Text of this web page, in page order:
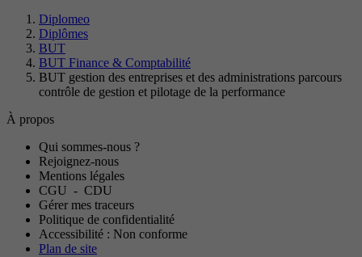
Diplomeo
Diplômes
BUT
BUT Finance & Comptabilité
BUT gestion des entreprises et des administrations parcours
contrôle de gestion et pilotage de la performance
À propos
Qui sommes-nous ?
Rejoignez-nous
Mentions légales
CGU - CDU
Gérer mes traceurs
Politique de confidentialité
Accessibilité : Non conforme
Plan de site